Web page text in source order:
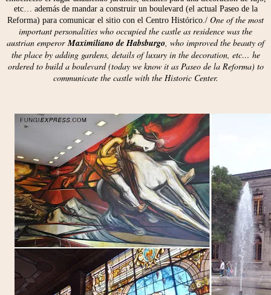
etc… además de mandar a construir un boulevard (el actual Paseo de la
Reforma) para comunicar el sitio con el Centro Histórico./ One of the most
important personalities who occupied the castle as residence was the
austrian emperor Maximiliano de Habsburgo , who improved the beauty of
the place by adding gardens, details of luxury in the decoration, etc… he
ordered to build a boulevard (today we know it as Paseo de la Reforma) to
communicate the castle with the Historic Center.